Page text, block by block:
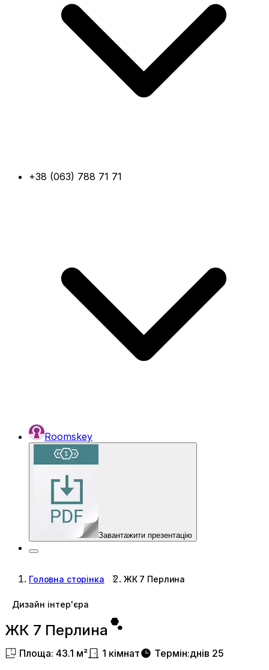
+38 (063) 788 71 71
Roomskey
Завантажити презентацію
Головна сторінка ЖК 7 Перлина
Дизайн інтер'єра
ЖК 7 Перлина
Площа: 43.1 м² 1 кімнат Термін:днів 25